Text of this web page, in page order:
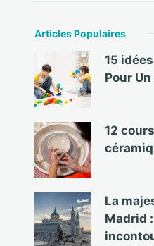
Articles Populaires
15
Pour
12
La
Madrid